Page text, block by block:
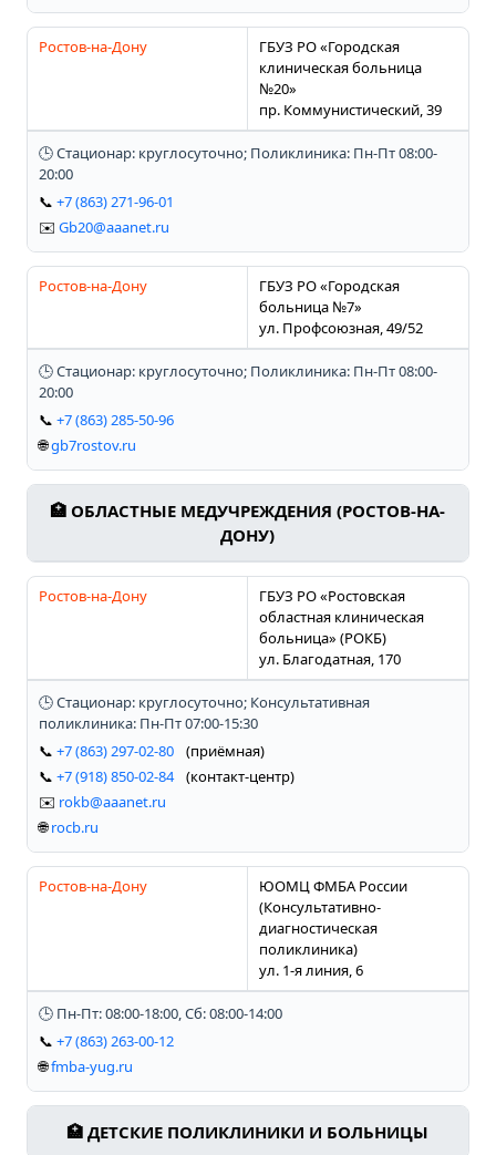
Ростов-на-Дону
ГБУЗ РО «Городская
клиническая больница
№20»
пр. Коммунистический, 39
🕒 Стационар: круглосуточно; Поликлиника: Пн-Пт 08:00-
20:00
📞 +7 (863) 271-96-01
✉️ Gb20@aaanet.ru
Ростов-на-Дону
ГБУЗ РО «Городская
больница №7»
ул. Профсоюзная, 49/52
🕒 Стационар: круглосуточно; Поликлиника: Пн-Пт 08:00-
20:00
📞 +7 (863) 285-50-96
🌐gb7rostov.ru
🏥 ОБЛАСТНЫЕ МЕДУЧРЕЖДЕНИЯ (РОСТОВ-НА-
ДОНУ)
Ростов-на-Дону
ГБУЗ РО «Ростовская
областная клиническая
больница» (РОКБ)
ул. Благодатная, 170
🕒 Стационар: круглосуточно; Консультативная
поликлиника: Пн-Пт 07:00-15:30
📞 +7 (863) 297-02-80
(приёмная)
📞 +7 (918) 850-02-84
(контакт-центр)
✉️ rokb@aaanet.ru
🌐rocb.ru
Ростов-на-Дону
ЮОМЦ ФМБА России
(Консультативно-
диагностическая
поликлиника)
ул. 1-я линия, 6
🕒 Пн-Пт: 08:00-18:00, Сб: 08:00-14:00
📞 +7 (863) 263-00-12
🌐fmba-yug.ru
🏥 ДЕТСКИЕ ПОЛИКЛИНИКИ И БОЛЬНИЦЫ